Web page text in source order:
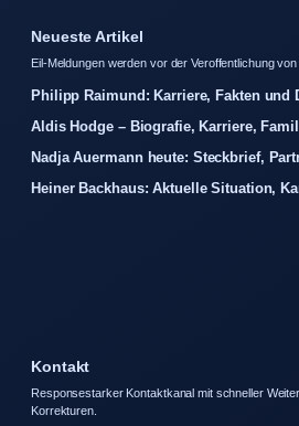
Neueste Artikel
Eil-Meldungen werden vor der Veroffentlichung
Philipp Raimund: Karriere, Fakten und
Aldis Hodge – Biografie, Karriere,
Nadja Auermann heute: Steckbrief,
Heiner Backhaus: Aktuelle Situation,
Kontakt
Responsestarker Kontaktkanal mit schneller
Korrekturen.